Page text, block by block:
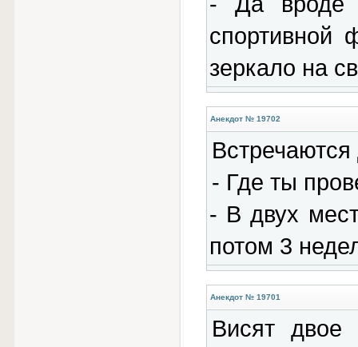
спортивной
зеркало на
Анекдот № 19702
- Где ты
- В двух
потом 3
Анекдот № 19701
Висят двое